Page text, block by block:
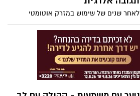
לאחר שנים של שימוש במזרק אוטומטי
(אפיפן) שעלותו יקרה ותוקפו קצר - דבר
אשר הגביל מאוד את כמות כונני רפואת
החירום שהיו מצוידים בו (בודדים) ולאחר
שינוי רגלוטורי הוסמכו חובשי רפואת חירום
לפרוצדורת הזרקה של אדרנלין במקרי
אנפילקסיס